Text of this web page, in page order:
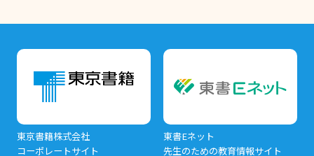
東京書籍株式会社
コーポレートサイト
東書Eネット
先生のための教育情報サイト